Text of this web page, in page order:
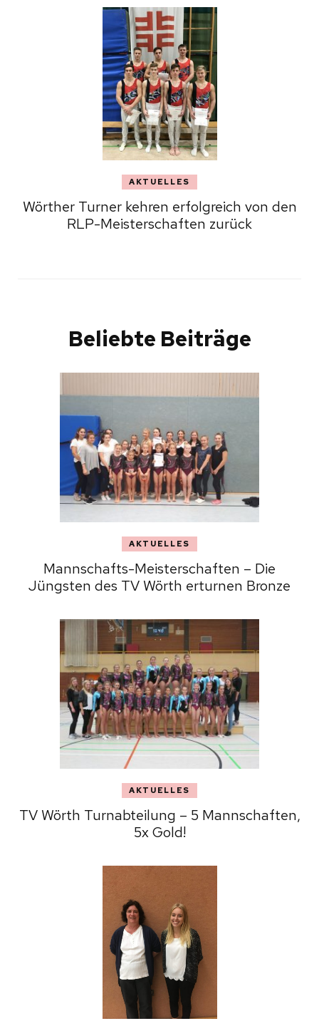
AKTUELLES
Wörther Turner kehren erfolgreich von den
RLP-Meisterschaften zurück
Beliebte Beiträge
AKTUELLES
Mannschafts-Meisterschaften – Die
Jüngsten des TV Wörth erturnen Bronze
AKTUELLES
TV Wörth Turnabteilung – 5 Mannschaften,
5x Gold!